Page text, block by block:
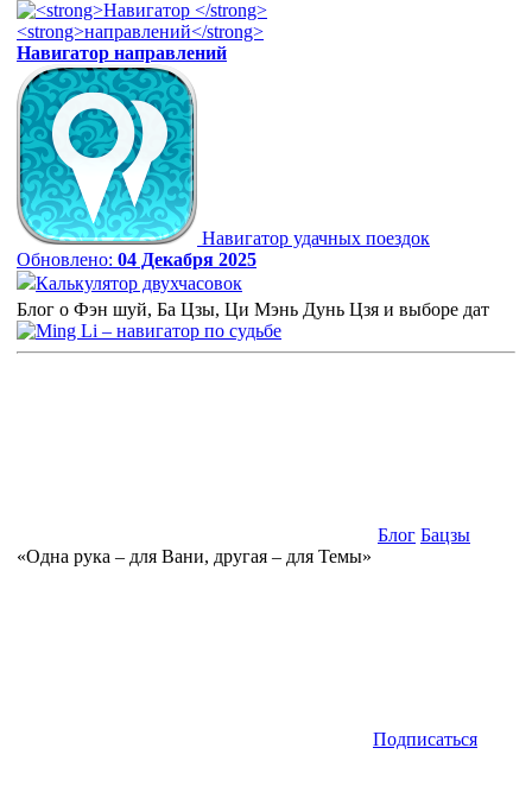
Навигатор направлений
Навигатор удачных поездок
Обновлено: 04 Декабря 2025
Калькулятор двухчасовок
Блог о Фэн шуй, Ба Цзы, Ци Мэнь Дунь Цзя и выборе дат
Блог Бацзы
«Одна рука – для Вани, другая – для Темы»
Подписаться